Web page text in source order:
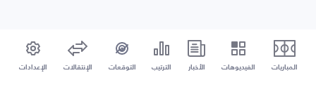
المباريات الفيديوهات الأخبار الترتيب التوقعات الإنتقالات الإعدادات